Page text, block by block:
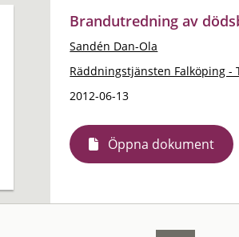
Brandutredning av
Sandén Dan-Ola
Räddningstjänsten Falköping -
2012-06-13
Öppna dokument